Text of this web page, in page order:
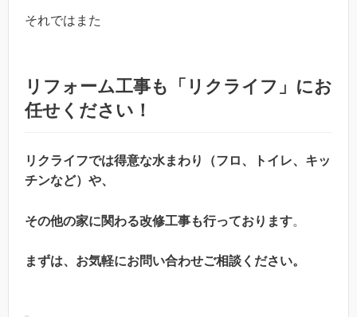
それではまた
リフォーム工事も「リクライフ」にお
任せください！
リクライフでは得意な水まわり（フロ、トイレ、キッ
チンなど）や、
その他の家に関わる改修工事も行っております。
まずは、お気軽にお問い合わせご相談ください。